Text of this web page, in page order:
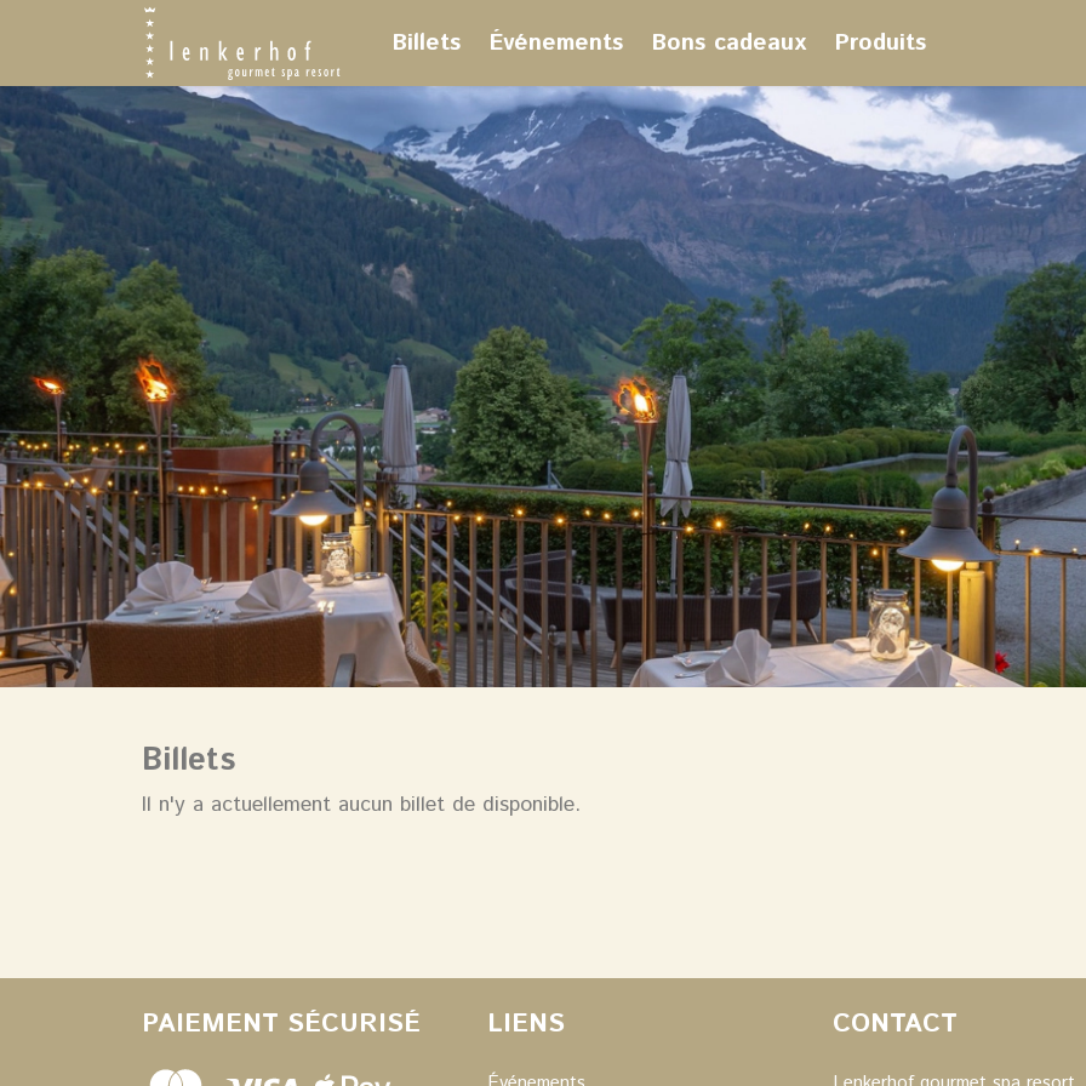
Billets Événements Bons cadeaux Produits
Billets
Il n'y a actuellement aucun billet de disponible.
PAIEMENT SÉCURISÉ LIENS CONTACT